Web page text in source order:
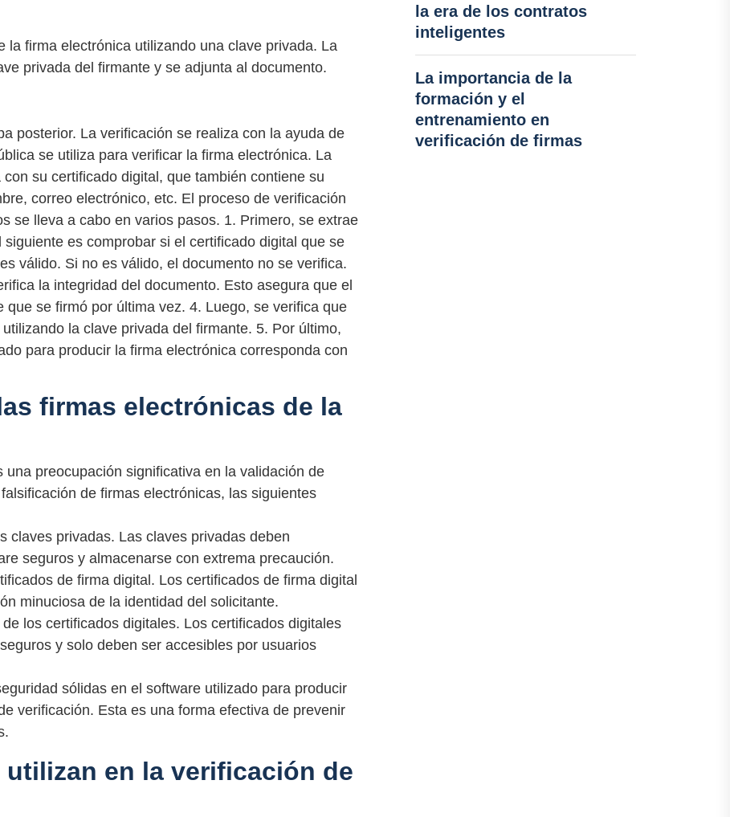
la firma electrónica utilizando una clave privada. La
privada del firmante y se adjunta al documento.
posterior. La verificación se realiza con la ayuda de
se utiliza para verificar la firma electrónica. La
su certificado digital, que también contiene su
correo electrónico, etc. El proceso de verificación
se lleva a cabo en varios pasos. 1. Primero, se extrae
es comprobar si el certificado digital que se
válido. Si no es válido, el documento no se verifica.
la integridad del documento. Esto asegura que el
se firmó por última vez. 4. Luego, se verifica que
la clave privada del firmante. 5. Por último,
para producir la firma electrónica corresponda con
firmas electrónicas de la
preocupación significativa en la validación de
de firmas electrónicas, las siguientes
claves privadas. Las claves privadas deben
seguros y almacenarse con extrema precaución.
de firma digital. Los certificados de firma digital
minuciosa de la identidad del solicitante.
los certificados digitales. Los certificados digitales
y solo deben ser accesibles por usuarios
sólidas en el software utilizado para producir
verificación. Esta es una forma efectiva de prevenir
en la verificación de
la era de los contratos
inteligentes
La importancia de la
formación y el
entrenamiento en
verificación de firmas